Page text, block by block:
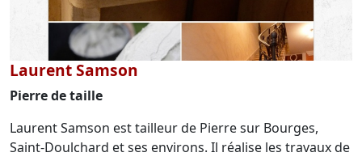
Laurent Samson
Pierre de taille
Laurent Samson est tailleur de Pierre sur Bourges,
Saint-Doulchard et ses environs. Il réalise les travaux de